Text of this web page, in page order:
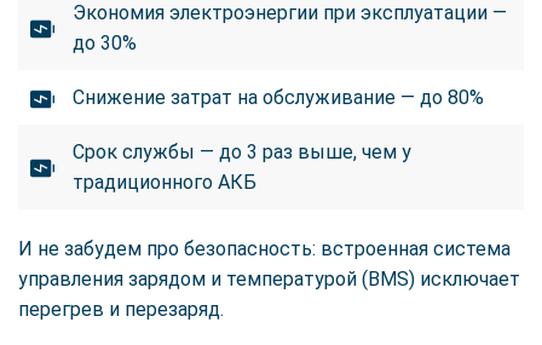
Экономия электроэнергии при эксплуатации —
до 30%
Снижение затрат на обслуживание — до 80%
Срок службы — до 3 раз выше, чем у
традиционного АКБ
И не забудем про безопасность: встроенная система
управления зарядом и температурой (BMS) исключает
перегрев и перезаряд.